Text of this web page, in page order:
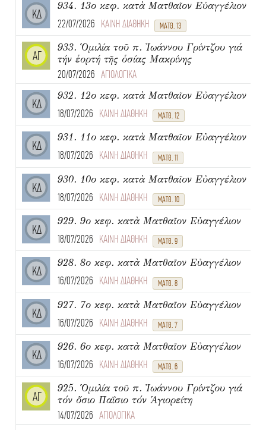
ΚΔ
934. 13ο κεφ. κατὰ Ματθαῖον Εὐαγγέλιον
22/07/2026 ΚΑΙΝΗ ΔΙΑΘΗΚΗ ΜΑΤΘ. 13
ΑΓ
933. Ὁμιλία τοῦ π. Ἰωάννου Γρίντζου γιά
τήν ἑορτή τῆς ὁσίας Μακρίνης
20/07/2026 ΑΓΙΟΛΟΓΙΚΑ
ΚΔ
932. 12ο κεφ. κατὰ Ματθαῖον Εὐαγγέλιον
18/07/2026 ΚΑΙΝΗ ΔΙΑΘΗΚΗ ΜΑΤΘ. 12
ΚΔ
931. 11ο κεφ. κατὰ Ματθαῖον Εὐαγγέλιον
18/07/2026 ΚΑΙΝΗ ΔΙΑΘΗΚΗ ΜΑΤΘ. 11
ΚΔ
930. 10ο κεφ. κατὰ Ματθαῖον Εὐαγγέλιον
18/07/2026 ΚΑΙΝΗ ΔΙΑΘΗΚΗ ΜΑΤΘ. 10
ΚΔ
929. 9ο κεφ. κατὰ Ματθαῖον Εὐαγγέλιον
18/07/2026 ΚΑΙΝΗ ΔΙΑΘΗΚΗ ΜΑΤΘ. 9
ΚΔ
928. 8ο κεφ. κατὰ Ματθαῖον Εὐαγγέλιον
16/07/2026 ΚΑΙΝΗ ΔΙΑΘΗΚΗ ΜΑΤΘ. 8
ΚΔ
927. 7ο κεφ. κατὰ Ματθαῖον Εὐαγγέλιον
16/07/2026 ΚΑΙΝΗ ΔΙΑΘΗΚΗ ΜΑΤΘ. 7
ΚΔ
926. 6ο κεφ. κατὰ Ματθαῖον Εὐαγγέλιον
16/07/2026 ΚΑΙΝΗ ΔΙΑΘΗΚΗ ΜΑΤΘ. 6
ΑΓ
925. Ὁμιλία τοῦ π. Ἰωάννου Γρίντζου γιά
τόν ὅσιο Παΐσιο τόν Ἁγιορείτη
14/07/2026 ΑΓΙΟΛΟΓΙΚΑ